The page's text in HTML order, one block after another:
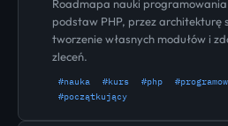
Roadmapa nauki
podstaw PHP, przez architekturę
tworzenie własnych modułów i
zleceń.
#nauka #kurs #php
#początkujący